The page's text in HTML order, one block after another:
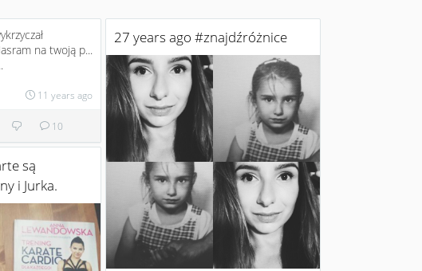
na twoją p...
11 years ago
10
27 years ago #znajdźróżnice
są
i Jurka.